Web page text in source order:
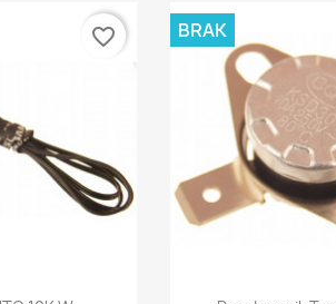
favorite_border BRAK